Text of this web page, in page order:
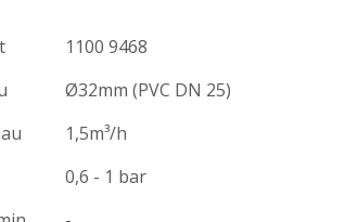
1100 9468
Ø32mm (PVC DN 25)
1,5m³/h
0,6 - 1 bar